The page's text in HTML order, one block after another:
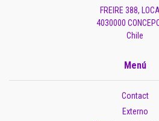
FREIRE 388,
4030000
Chile
Menú
Contact
Externo